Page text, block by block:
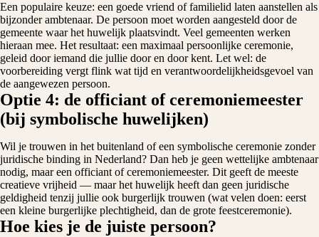
Een populaire keuze: een goede vriend of familielid laten aanstellen als
bijzonder ambtenaar. De persoon moet worden aangesteld door de
gemeente waar het huwelijk plaatsvindt. Veel gemeenten werken
hieraan mee. Het resultaat: een maximaal persoonlijke ceremonie,
geleid door iemand die jullie door en door kent. Let wel: de
voorbereiding vergt flink wat tijd en verantwoordelijkheidsgevoel van
de aangewezen persoon.
Optie 4: de officiant of ceremoniemeester
(bij symbolische huwelijken)
Wil je trouwen in het buitenland of een symbolische ceremonie zonder
juridische binding in Nederland? Dan heb je geen wettelijke ambtenaar
nodig, maar een officiant of ceremoniemeester. Dit geeft de meeste
creatieve vrijheid — maar het huwelijk heeft dan geen juridische
geldigheid tenzij jullie ook burgerlijk trouwen (wat velen doen: eerst
een kleine burgerlijke plechtigheid, dan de grote feestceremonie).
Hoe kies je de juiste persoon?